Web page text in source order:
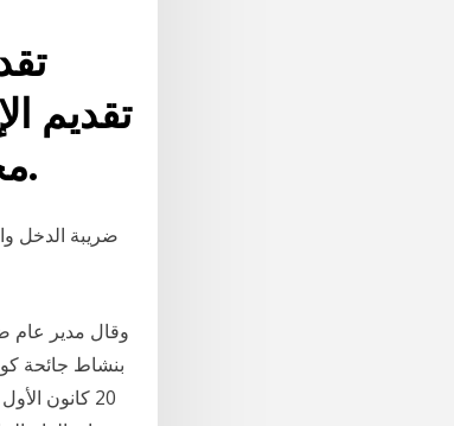
تقديم
محددة (بما في ذلك نماذج تسعير المعاملات).
بنشاط جائحة
20 كانون